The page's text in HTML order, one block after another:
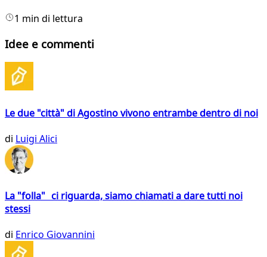
1 min di lettura
Idee e commenti
Le due "città" di Agostino vivono entrambe dentro di noi
di Luigi Alici
La "folla" ci riguarda, siamo chiamati a dare tutti noi
stessi
di Enrico Giovannini